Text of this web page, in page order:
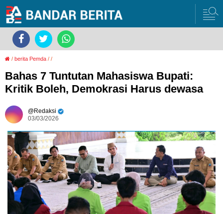
/ berita Pemda / /
Bahas 7 Tuntutan Mahasiswa Bupati:
Kritik Boleh, Demokrasi Harus dewasa
Redaksi
03/03/2026